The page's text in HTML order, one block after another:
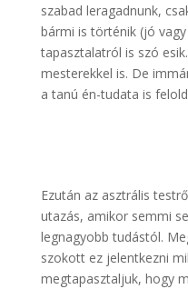
szabad leragadnunk,
bármi is történik (jó
tapasztalatról is szó
mesterekkel is. De
a tanú én-tudata is
Ezután az asztrális
utazás, amikor semmi
legnagyobb tudástól.
szokott ez jelentkezni
megtapasztaljuk, hogy